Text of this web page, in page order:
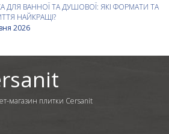
ДЛЯ ВАННОЇ ТА ДУШОВОЇ: ЯКІ ФОРМАТИ ТА
НАЙКРАЩІ?
2026
магазин плитки Cersanit